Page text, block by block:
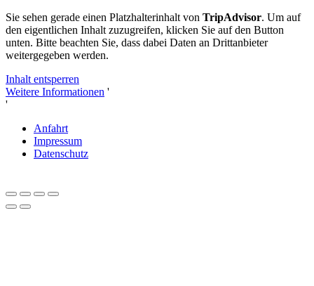
Sie sehen gerade einen Platzhalterinhalt von TripAdvisor. Um auf
den eigentlichen Inhalt zuzugreifen, klicken Sie auf den Button
unten. Bitte beachten Sie, dass dabei Daten an Drittanbieter
weitergegeben werden.
Inhalt entsperren
Weitere Informationen '
'
Anfahrt
Impressum
Datenschutz